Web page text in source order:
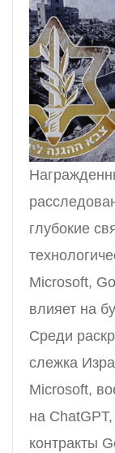
глубокие
Microsoft,
влияет на
Среди
слежка
Microsoft,
на
контракты